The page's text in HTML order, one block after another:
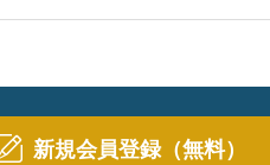
新規会員登録（無料）